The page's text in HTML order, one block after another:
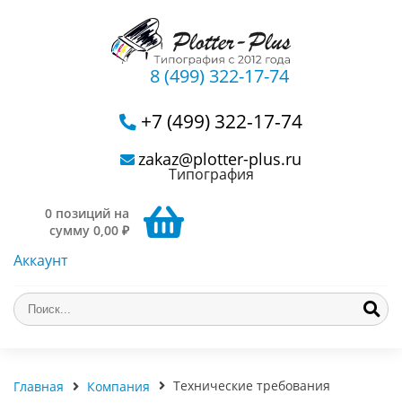
8 (499) 322-17-74
+7 (499) 322-17-74
zakaz@plotter-plus.ru
Типография
0 позиций на
сумму 0,00 ₽
Аккаунт
Главная Компания Технические требования